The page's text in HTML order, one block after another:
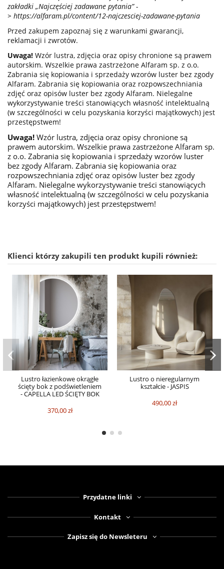
zakładki „Najczęściej zadawane pytania” -
> https://alfaram.pl/content/12-najczesciej-zadawane-pytania
Przed zakupem zapoznaj się z warunkami gwarancji,
reklamacji i zwrotów.
Uwaga! Wzór lustra, zdjęcia oraz opisy chronione są prawem
autorskim. Wszelkie prawa zastrzeżone Alfaram sp. z o.o.
Zabrania się kopiowania i sprzedaży wzorów luster bez zgody
Alfaram. Zabrania się kopiowania oraz rozpowszechniania
zdjęć oraz opisów luster bez zgody Alfaram. Nielegalne
wykorzystywanie treści stanowiących własność intelektualną
(w szczególności w celu pozyskania korzyści majątkowych) jest
przestępstwem!
Uwaga! Wzór lustra, zdjęcia oraz opisy chronione są
prawem autorskim. Wszelkie prawa zastrzeżone Alfaram sp.
z o.o. Zabrania się kopiowania i sprzedaży wzorów luster
bez zgody Alfaram. Zabrania się kopiowania oraz
rozpowszechniania zdjęć oraz opisów luster bez zgody
Alfaram. Nielegalne wykorzystywanie treści stanowiących
własność intelektualną (w szczególności w celu pozyskania
korzyści majątkowych) jest przestępstwem!
Klienci którzy zakupili ten produkt kupili również:
Lustro łazienkowe okrągłe
ścięty bok z podświetleniem
- CAPELLA LED ŚCIĘTY BOK
370,00 zł
Lustro o nieregularnym
kształcie - JASPIS
490,00 zł
Przydatne linki
Kontakt
Zapisz się do Newsleteru